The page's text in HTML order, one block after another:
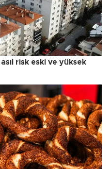
risk eski ve yüksek